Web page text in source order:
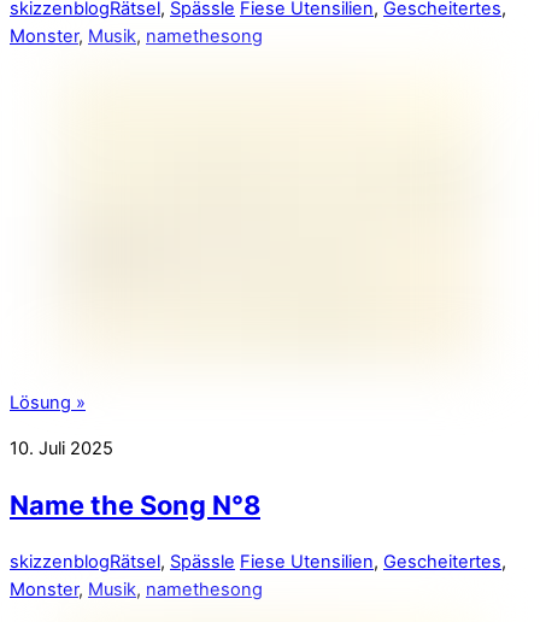
skizzenblogRätsel, Spässle Fiese Utensilien, Gescheitertes,
Monster, Musik, namethesong
Lösung »
10. Juli 2025
Name the Song N°8
skizzenblogRätsel, Spässle Fiese Utensilien, Gescheitertes,
Monster, Musik, namethesong